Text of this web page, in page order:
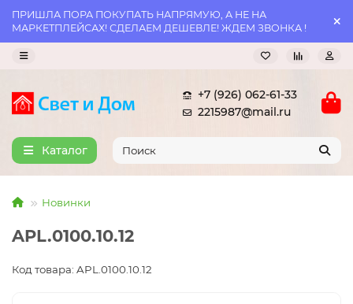
ПРИШЛА ПОРА ПОКУПАТЬ НАПРЯМУЮ, А НЕ НА
МАРКЕТПЛЕЙСАХ! СДЕЛАЕМ ДЕШЕВЛЕ! ЖДЕМ ЗВОНКА !
+7 (926) 062-61-33
2215987@mail.ru
Каталог
Новинки
APL.0100.10.12
Код товара: APL.0100.10.12